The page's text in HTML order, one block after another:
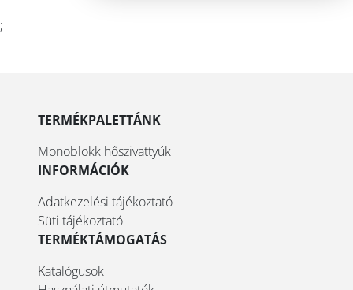
;
TERMÉKPALETTÁNK
Monoblokk hőszivattyúk
INFORMÁCIÓK
Adatkezelési tájékoztató
Süti tájékoztató
TERMÉKTÁMOGATÁS
Katalógusok